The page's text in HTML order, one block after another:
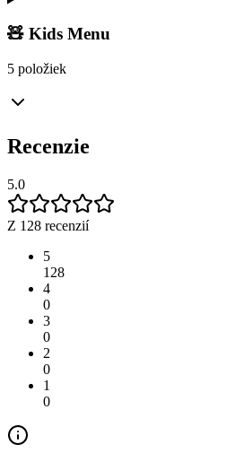
🧸 Kids Menu
5 položiek
Recenzie
5.0
Z 128 recenzií
5
128
4
0
3
0
2
0
1
0